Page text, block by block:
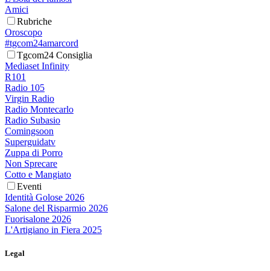
Amici
Rubriche
Oroscopo
#tgcom24amarcord
Tgcom24 Consiglia
Mediaset Infinity
R101
Radio 105
Virgin Radio
Radio Montecarlo
Radio Subasio
Comingsoon
Superguidatv
Zuppa di Porro
Non Sprecare
Cotto e Mangiato
Eventi
Identità Golose 2026
Salone del Risparmio 2026
Fuorisalone 2026
L'Artigiano in Fiera 2025
Legal